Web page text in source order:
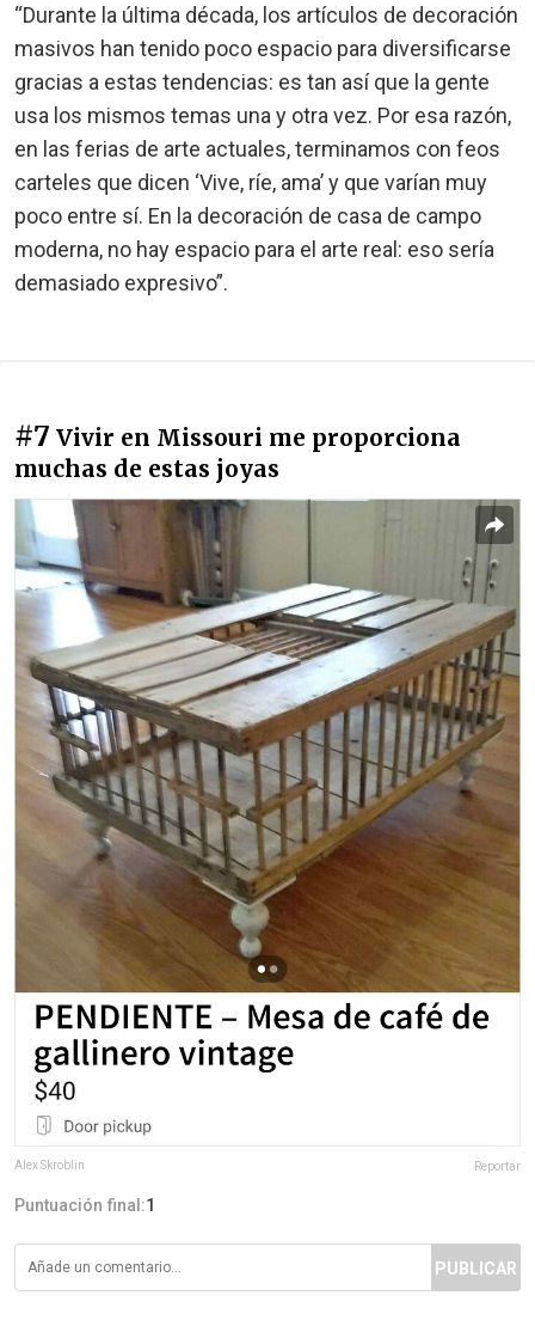
“Durante la última década, los artículos de decoración
masivos han tenido poco espacio para diversificarse
gracias a estas tendencias: es tan así que la gente
usa los mismos temas una y otra vez. Por esa razón,
en las ferias de arte actuales, terminamos con feos
carteles que dicen ‘Vive, ríe, ama’ y que varían muy
poco entre sí. En la decoración de casa de campo
moderna, no hay espacio para el arte real: eso sería
demasiado expresivo”.
#7 Vivir en Missouri me proporciona
muchas de estas joyas
Alex Skroblin Reportar
Puntuación final:1
PUBLICAR